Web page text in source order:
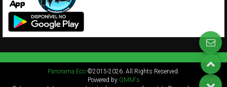
Panorama Eco ©2015-2026. All Rights Reserved.
Powered by GMM's